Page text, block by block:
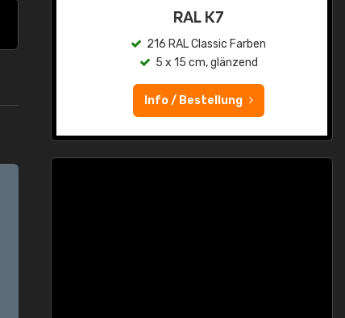
RAL K7
216 RAL Classic Farben
5 x 15 cm, glänzend
Info / Bestellung